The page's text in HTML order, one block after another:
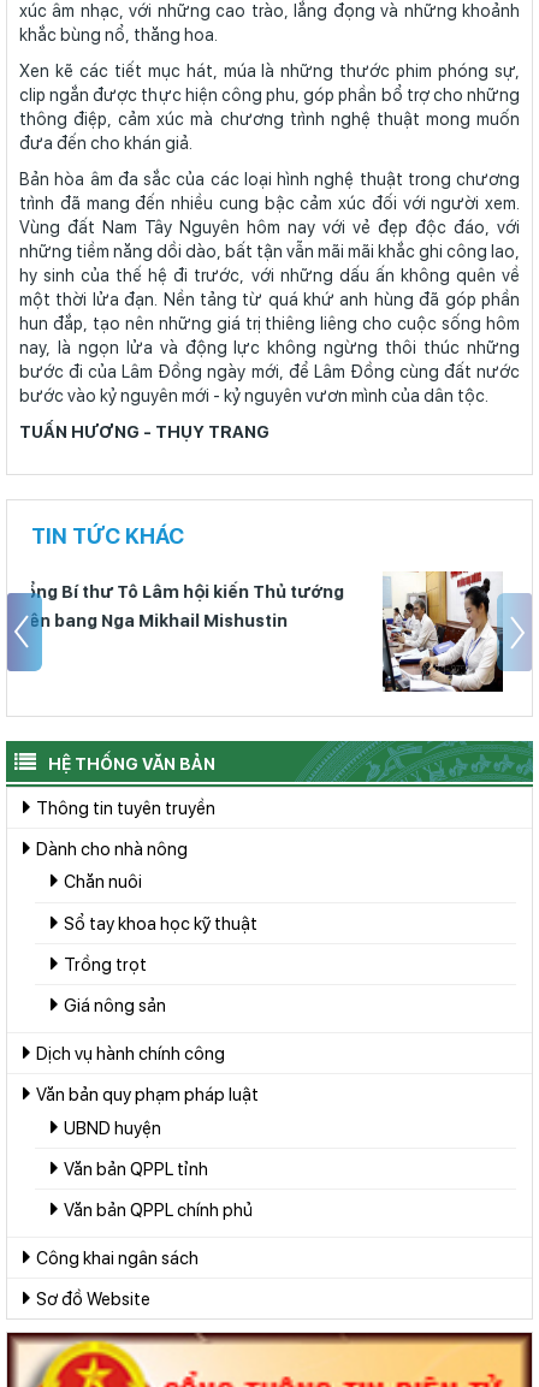
xúc âm nhạc, với những cao trào, lắng đọng và những khoảnh
khắc bùng nổ, thăng hoa.
Xen kẽ các tiết mục hát, múa là những thước phim phóng sự,
clip ngắn được thực hiện công phu, góp phần bổ trợ cho những
thông điệp, cảm xúc mà chương trình nghệ thuật mong muốn
đưa đến cho khán giả.
Bản hòa âm đa sắc của các loại hình nghệ thuật trong chương
trình đã mang đến nhiều cung bậc cảm xúc đối với người xem.
Vùng đất Nam Tây Nguyên hôm nay với vẻ đẹp độc đáo, với
những tiềm năng dồi dào, bất tận vẫn mãi mãi khắc ghi công lao,
hy sinh của thế hệ đi trước, với những dấu ấn không quên về
một thời lửa đạn. Nền tảng từ quá khứ anh hùng đã góp phần
hun đắp, tạo nên những giá trị thiêng liêng cho cuộc sống hôm
nay, là ngọn lửa và động lực không ngừng thôi thúc những
bước đi của Lâm Đồng ngày mới, để Lâm Đồng cùng đất nước
bước vào kỷ nguyên mới - kỷ nguyên vươn mình của dân tộc.
TUẤN HƯƠNG - THỤY TRANG
TIN TỨC KHÁC
Kế hoạch sắp xếp đơn vị hành chính,
xây dựng mô hình chính quyền địa
HỆ THỐNG VĂN BẢN
Thông tin tuyên truyền
Dành cho nhà nông
Chăn nuôi
Sổ tay khoa học kỹ thuật
Trồng trọt
Giá nông sản
Dịch vụ hành chính công
Văn bản quy phạm pháp luật
UBND huyện
Văn bản QPPL tỉnh
Văn bản QPPL chính phủ
Công khai ngân sách
Sơ đồ Website